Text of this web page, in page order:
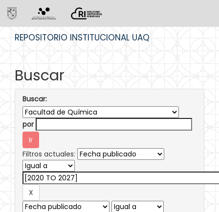
REPOSITORIO INSTITUCIONAL UAQ
Buscar
Buscar:
por
Filtros actuales: